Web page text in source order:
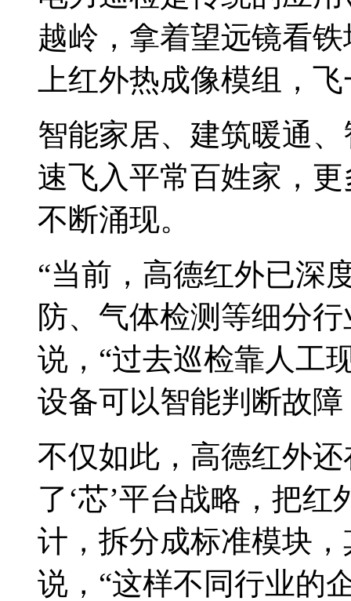
越岭，拿着望远镜看
上红外热成像模组，
智能家居、建筑暖通
速飞入平常百姓家，
不断涌现。
“当前，高德红外已深
防、气体检测等细分
说，“过去巡检靠人工
设备可以智能判断故障
不仅如此，高德红外
了‘芯’平台战略，把
计，拆分成标准模块
说，“这样不同行业的